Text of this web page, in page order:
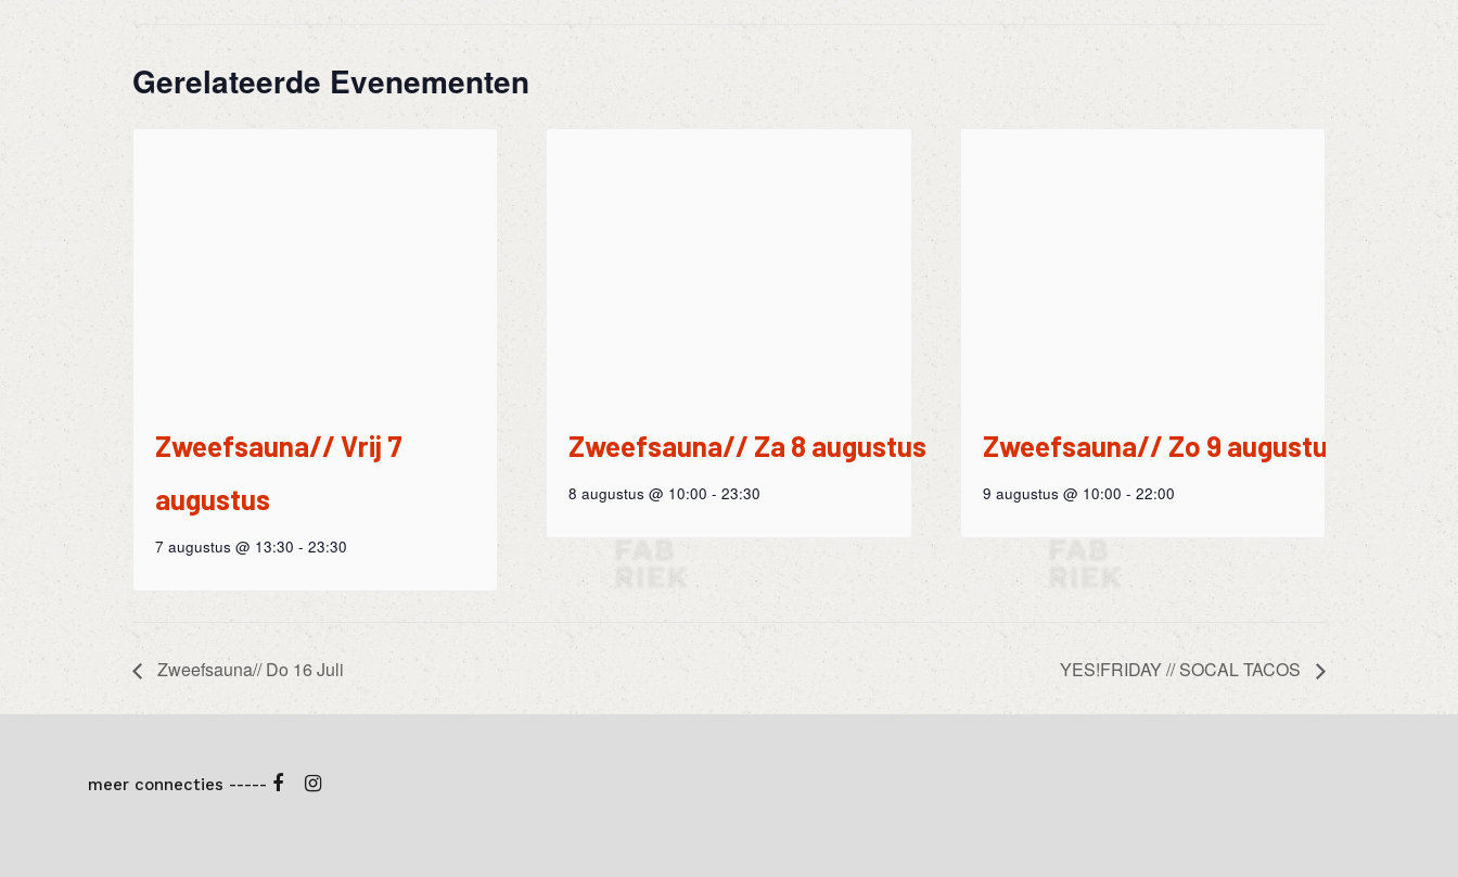
Gerelateerde Evenementen
Zweefsauna// Vrij 7
augustus
7 augustus @ 13:30 - 23:30
Zweefsauna// Za 8 augustus
8 augustus @ 10:00 - 23:30
Zweefsauna// Zo 9 augustus
9 augustus @ 10:00 - 22:00
Zweefsauna// Do 16 Juli YES!FRIDAY // SOCAL TACOS
meer connecties -----